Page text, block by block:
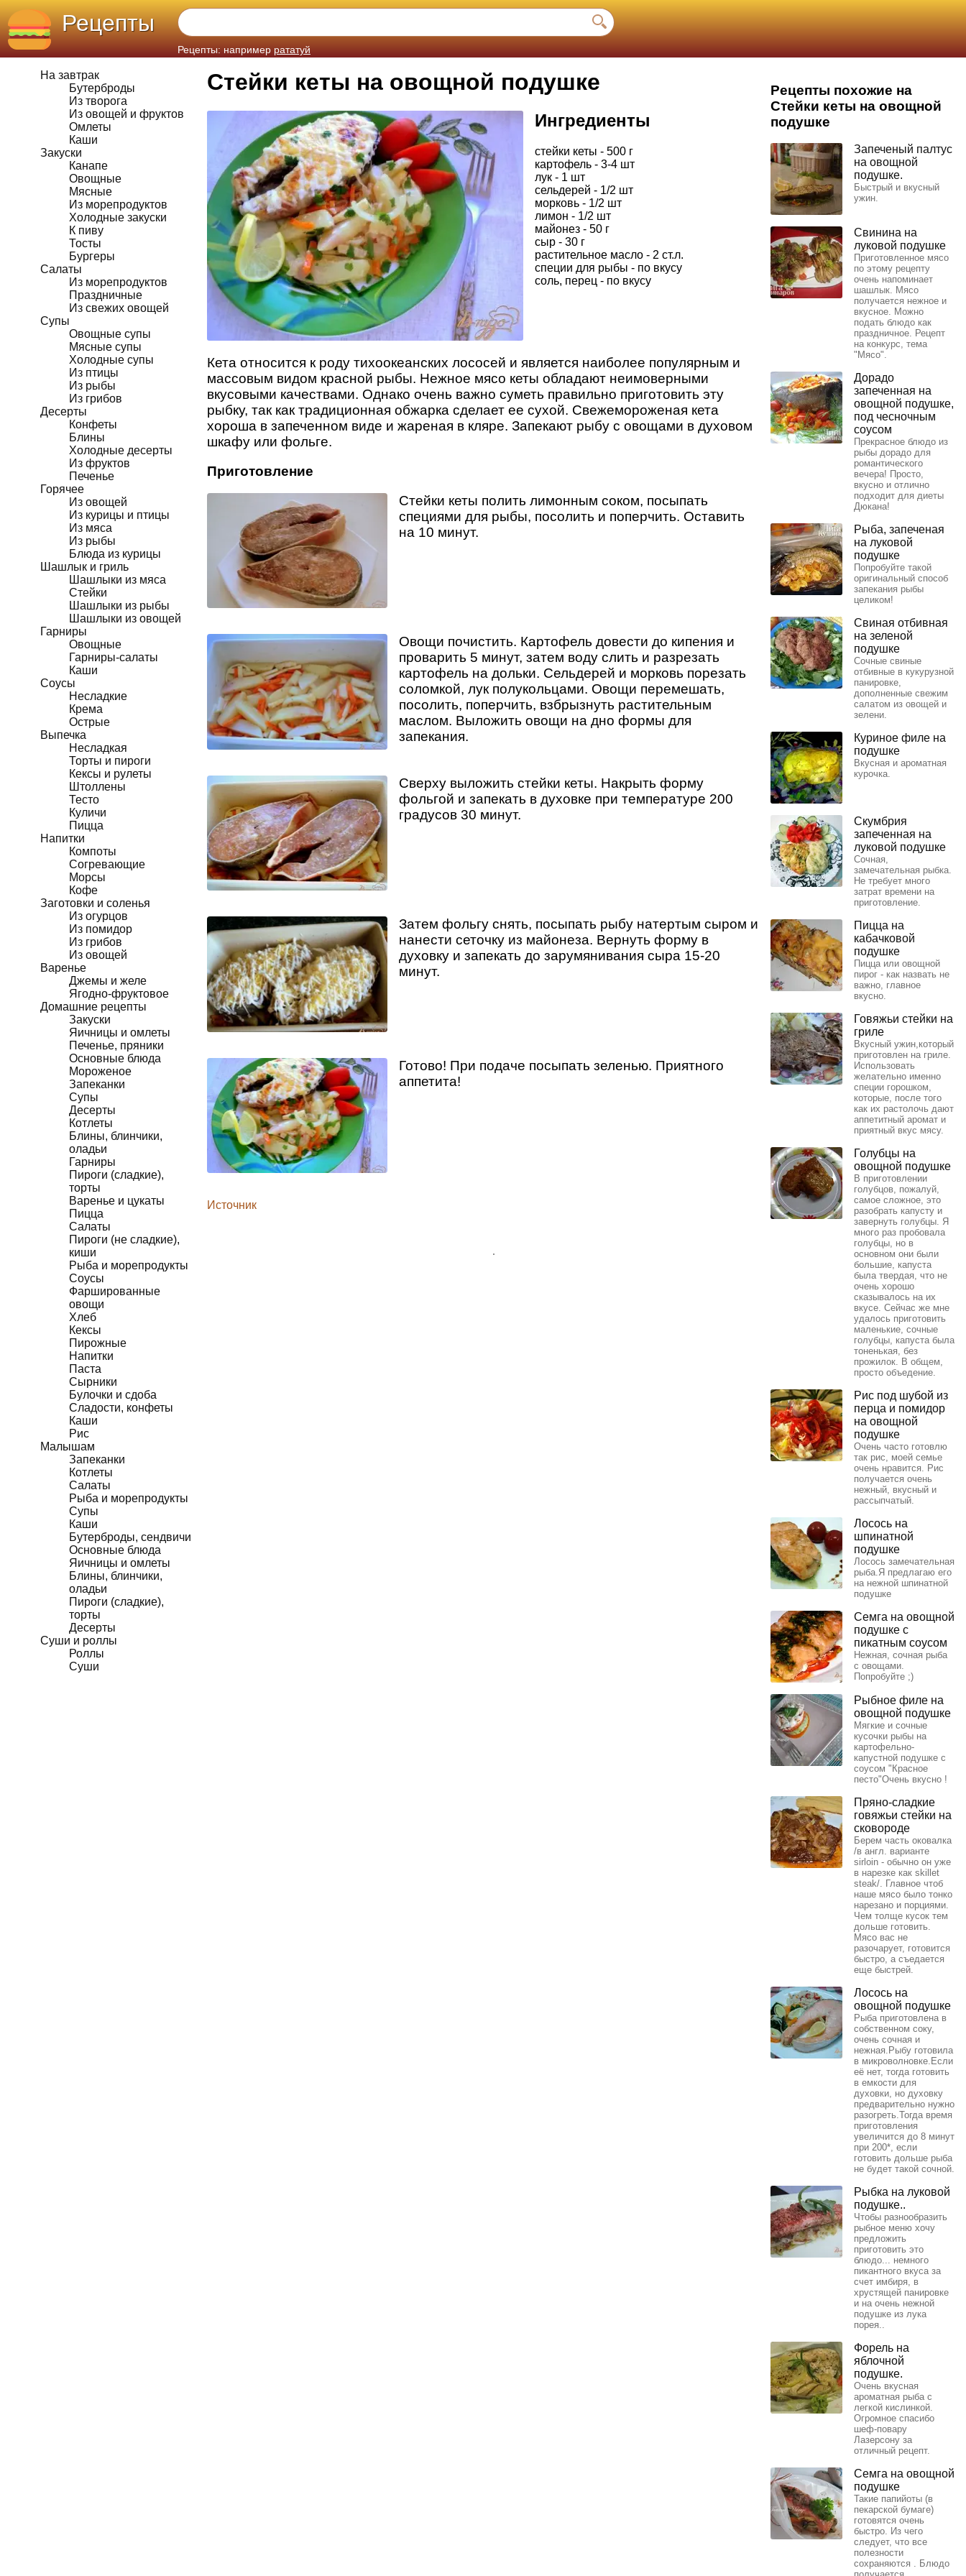
Рецепты
Рецепты: например рататуй
На завтрак
Бутерброды
Из творога
Из овощей и фруктов
Омлеты
Каши
Закуски
Канапе
Овощные
Мясные
Из морепродуктов
Холодные закуски
К пиву
Тосты
Бургеры
Салаты
Из морепродуктов
Праздничные
Из свежих овощей
Супы
Овощные супы
Мясные супы
Холодные супы
Из птицы
Из рыбы
Из грибов
Десерты
Конфеты
Блины
Холодные десерты
Из фруктов
Печенье
Горячее
Из овощей
Из курицы и птицы
Из мяса
Из рыбы
Блюда из курицы
Шашлык и гриль
Шашлыки из мяса
Стейки
Шашлыки из рыбы
Шашлыки из овощей
Гарниры
Овощные
Гарниры-салаты
Каши
Соусы
Несладкие
Крема
Острые
Выпечка
Несладкая
Торты и пироги
Кексы и рулеты
Штоллены
Тесто
Куличи
Пицца
Напитки
Компоты
Согревающие
Морсы
Кофе
Заготовки и соленья
Из огурцов
Из помидор
Из грибов
Из овощей
Варенье
Джемы и желе
Ягодно-фруктовое
Домашние рецепты
Закуски
Яичницы и омлеты
Печенье, пряники
Основные блюда
Мороженое
Запеканки
Супы
Десерты
Котлеты
Блины, блинчики,
оладьи
Гарниры
Пироги (сладкие),
торты
Варенье и цукаты
Пицца
Салаты
Пироги (не сладкие),
киши
Рыба и морепродукты
Соусы
Фаршированные
овощи
Хлеб
Кексы
Пирожные
Напитки
Паста
Сырники
Булочки и сдоба
Сладости, конфеты
Каши
Рис
Малышам
Запеканки
Котлеты
Салаты
Рыба и морепродукты
Супы
Каши
Бутерброды, сендвичи
Основные блюда
Яичницы и омлеты
Блины, блинчики,
оладьи
Пироги (сладкие),
торты
Десерты
Суши и роллы
Роллы
Суши
Стейки кеты на овощной подушке
Ингредиенты
стейки кеты - 500 г
картофель - 3-4 шт
лук - 1 шт
сельдерей - 1/2 шт
морковь - 1/2 шт
лимон - 1/2 шт
майонез - 50 г
сыр - 30 г
растительное масло - 2 ст.л.
специи для рыбы - по вкусу
соль, перец - по вкусу
Кета относится к роду тихоокеанских лососей и является наиболее популярным и
массовым видом красной рыбы. Нежное мясо кеты обладают неимоверными
вкусовыми качествами. Однако очень важно суметь правильно приготовить эту
рыбку, так как традиционная обжарка сделает ее сухой. Свежемороженая кета
хороша в запеченном виде и жареная в кляре. Запекают рыбу с овощами в духовом
шкафу или фольге.
Приготовление
Стейки кеты полить лимонным соком, посыпать
специями для рыбы, посолить и поперчить. Оставить
на 10 минут.
Овощи почистить. Картофель довести до кипения и
проварить 5 минут, затем воду слить и разрезать
картофель на дольки. Сельдерей и морковь порезать
соломкой, лук полукольцами. Овощи перемешать,
посолить, поперчить, взбрызнуть растительным
маслом. Выложить овощи на дно формы для
запекания.
Сверху выложить стейки кеты. Накрыть форму
фольгой и запекать в духовке при температуре 200
градусов 30 минут.
Затем фольгу снять, посыпать рыбу натертым сыром и
нанести сеточку из майонеза. Вернуть форму в
духовку и запекать до зарумянивания сыра 15-20
минут.
Готово! При подаче посыпать зеленью. Приятного
аппетита!
Источник
Рецепты похожие на
Стейки кеты на овощной
подушке
Запеченый палтус
на овощной
подушке.
Быстрый и вкусный
ужин.
Свинина на
луковой подушке
Приготовленное мясо
по этому рецепту
очень напоминает
шашлык. Мясо
получается нежное и
вкусное. Можно
подать блюдо как
праздничное. Рецепт
на конкурс, тема
"Мясо".
Дорадо
запеченная на
овощной подушке,
под чесночным
соусом
Прекрасное блюдо из
рыбы дорадо для
романтического
вечера! Просто,
вкусно и отлично
подходит для диеты
Дюкана!
Рыба, запеченая
на луковой
подушке
Попробуйте такой
оригинальный способ
запекания рыбы
целиком!
Свиная отбивная
на зеленой
подушке
Сочные свиные
отбивные в кукурузной
панировке,
дополненные свежим
салатом из овощей и
зелени.
Куриное филе на
подушке
Вкусная и ароматная
курочка.
Скумбрия
запеченная на
луковой подушке
Сочная,
замечательная рыбка.
Не требует много
затрат времени на
приготовление.
Пицца на
кабачковой
подушке
Пицца или овощной
пирог - как назвать не
важно, главное
вкусно.
Говяжьи стейки на
гриле
Вкусный ужин,который
приготовлен на гриле.
Использовать
желательно именно
специи горошком,
которые, после того
как их растолочь дают
аппетитный аромат и
приятный вкус мясу.
Голубцы на
овощной подушке
В приготовлении
голубцов, пожалуй,
самое сложное, это
разобрать капусту и
завернуть голубцы. Я
много раз пробовала
голубцы, но в
основном они были
большие, капуста
была твердая, что не
очень хорошо
сказывалось на их
вкусе. Сейчас же мне
удалось приготовить
маленькие, сочные
голубцы, капуста была
тоненькая, без
прожилок. В общем,
просто объедение.
Рис под шубой из
перца и помидор
на овощной
подушке
Очень часто готовлю
так рис, моей семье
очень нравится. Рис
получается очень
нежный, вкусный и
рассыпчатый.
Лосось на
шпинатной
подушке
Лосось замечательная
рыба.Я предлагаю его
на нежной шпинатной
подушке
Семга на овощной
подушке с
пикатным соусом
Нежная, сочная рыба
с овощами.
Попробуйте ;)
Рыбное филе на
овощной подушке
Мягкие и сочные
кусочки рыбы на
картофельно-
капустной подушке с
соусом "Красное
песто"Очень вкусно !
Пряно-сладкие
говяжьи стейки на
сковороде
Берем часть оковалка
/в англ. варианте
sirloin - обычно он уже
в нарезке как skillet
steak/. Главное чтоб
наше мясо было тонко
нарезано и порциями.
Чем толще кусок тем
дольше готовить.
Мясо вас не
разочарует, готовится
быстро, а съедается
еще быстрей.
Лосось на
овощной подушке
Рыба приготовлена в
собственном соку,
очень сочная и
нежная.Рыбу готовила
в микроволновке.Если
её нет, тогда готовить
в емкости для
духовки, но духовку
предварительно нужно
разогреть.Тогда время
приготовления
увеличится до 8 минут
при 200*, если
готовить дольше рыба
не будет такой сочной.
Рыбка на луковой
подушке..
Чтобы разнообразить
рыбное меню хочу
предложить
приготовить это
блюдо... немного
пикантного вкуса за
счет имбиря, в
хрустящей панировке
и на очень нежной
подушке из лука
порея..
Форель на
яблочной
подушке.
Очень вкусная
ароматная рыба с
легкой кислинкой.
Огромное спасибо
шеф-повару
Лазерсону за
отличный рецепт.
Семга на овощной
подушке
Такие папийоты (в
пекарской бумаге)
готовятся очень
быстро. Из чего
следует, что все
полезности
сохраняются . Блюдо